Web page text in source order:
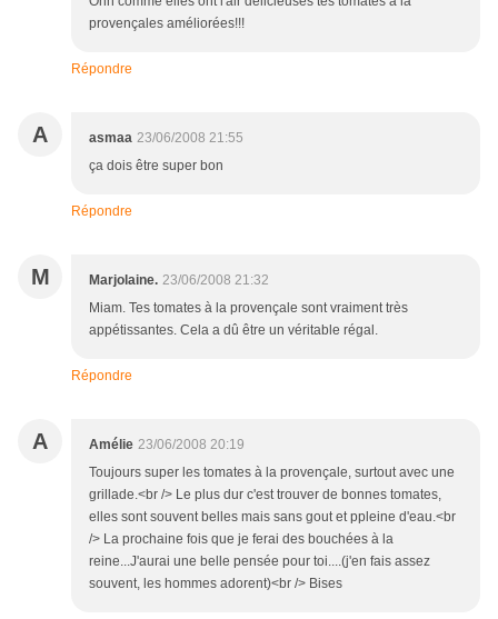
provençales améliorées!!!
Répondre
A asmaa 23/06/2008 21:55
ça dois être super bon
Répondre
M Marjolaine. 23/06/2008 21:32
Miam. Tes tomates à la provençale sont vraiment très
appétissantes. Cela a dû être un véritable régal.
Répondre
A Amélie 23/06/2008 20:19
Toujours super les tomates à la provençale, surtout avec une
grillade.<br /> Le plus dur c'est trouver de bonnes tomates,
elles sont souvent belles mais sans gout et ppleine d'eau.<br
/> La prochaine fois que je ferai des bouchées à la
reine...J'aurai une belle pensée pour toi....(j'en fais assez
souvent, les hommes adorent)<br /> Bises